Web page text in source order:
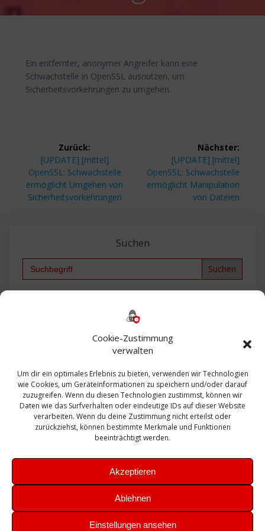
Cookie-Zustimmung
verwalten
Um dir ein optimales Erlebnis zu bieten, verwenden wir Technologien
wie Cookies, um Geräteinformationen zu speichern und/oder darauf
zuzugreifen. Wenn du diesen Technologien zustimmst, können wir
Daten wie das Surfverhalten oder eindeutige IDs auf dieser Website
verarbeiten. Wenn du deine Zustimmung nicht erteilst oder
zurückziehst, können bestimmte Merkmale und Funktionen
beeinträchtigt werden.
Akzeptieren
Ablehnen
Einstellungen ansehen
Ein entfernter, anonymer Angreifer kann eine
Schwachstelle in OpenSSL ausnutzen, um
Sicherheitsvorkehrungen zu umgehen.
Beitragsnavigation
Zurück:
Vorheriger
Beitrag:
[UPDATE] [mittel]
OpenSSL: Schwachstelle
ermöglicht Umgehen von
Sicherheitsvorkehrungen
Nächster:
Nächster
Beitrag:
[UPDATE] [mittel]
OpenSSL: Schwachstelle
ermöglicht Manipulation
von Dateien
Suchen
Search
Bautagebuch
Exchange firewall Fritzbox
Microsoft
Sanierung SBS Security Server Sicherheit
Sicherung SIEM Sophos SSL Ubuntu
Update Upgrade UTM VCenter VCSA Veeam
VMWare VPN WAZUH Windows
Zertifikat